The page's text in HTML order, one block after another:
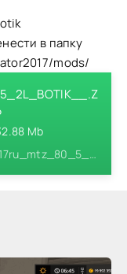
в папку
mods/
Mb
Название файла: fs17ru_mtz_80_5_2l_botik__.zip